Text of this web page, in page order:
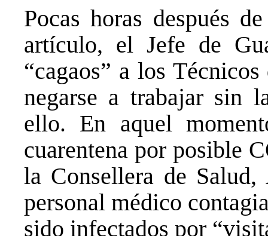
Pocas horas después
artículo, el Jefe de
“cagaos” a los
negarse a trabajar sin
ello. En aquel
cuarentena por posible
la Consellera de
personal médico
sido infectados por